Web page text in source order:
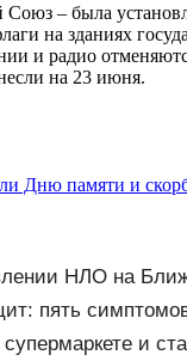
– была
на зданиях
радио
на 23 июня.
Дню памяти и
НЛО на
пять симптомов
и